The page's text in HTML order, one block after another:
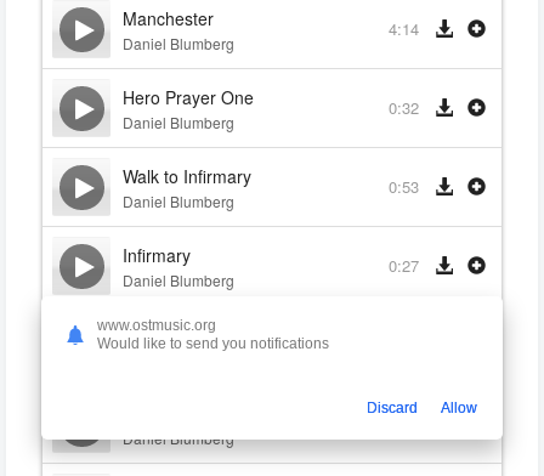
Manchester
Daniel Blumberg
4:14
Hero Prayer One
Daniel Blumberg
0:32
Walk to Infirmary
Daniel Blumberg
0:53
Infirmary
Daniel Blumberg
0:27
Walk to Wardleys
Daniel Blumberg
www.ostmusic.org
Would like to send you notifications
Discard Allow